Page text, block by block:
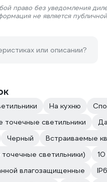
право без уведомления
не является
или описании?
На кухню
точечные светильники
Черный Встраиваемые
светильники)
10
влагозащищенные